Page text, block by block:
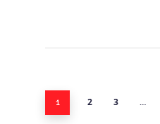
1 2 3 …